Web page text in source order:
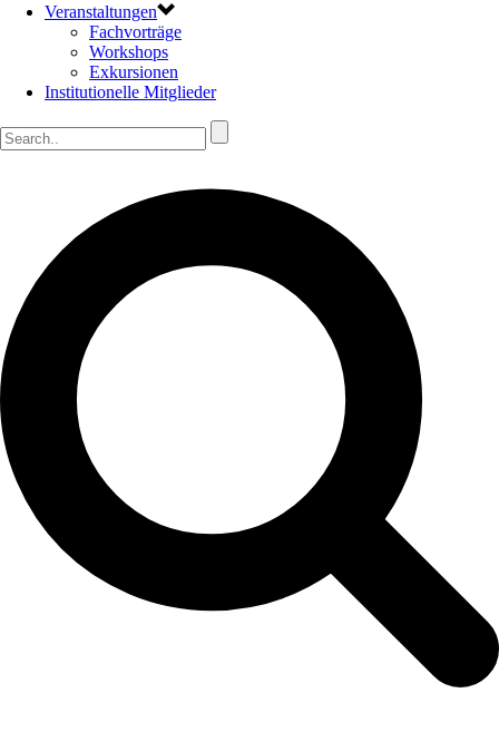
Veranstaltungen
Fachvorträge
Workshops
Exkursionen
Institutionelle Mitglieder